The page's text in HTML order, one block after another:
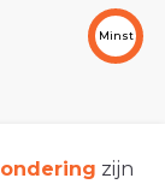
Minst
zijn